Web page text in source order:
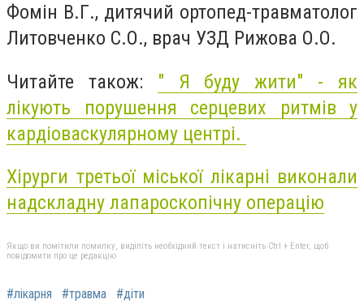
Фомін В.Г., дитячий ортопед-травматолог
Литовченко С.О., врач УЗД Рижова О.О.
Читайте також: " Я буду жити" - як
лікують порушення серцевих ритмів у
кардіоваскулярному центрі.
Хірурги третьої міської лікарні виконали
надскладну лапароскопічну операцію
Якщо ви помітили помилку, виділіть необхідний текст і натисніть Ctrl + Enter, щоб
повідомити про це редакцію
#лікарня #травма #діти